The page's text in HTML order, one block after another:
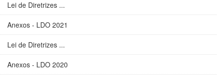
Lei de Diretrizes ...
Anexos - LDO 2021
Lei de Diretrizes ...
Anexos - LDO 2020